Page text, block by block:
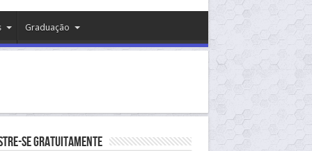
Graduação
se gratuitamente